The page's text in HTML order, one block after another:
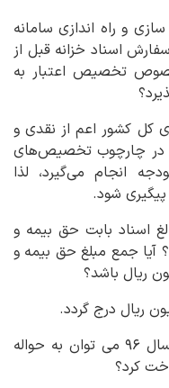
و راه اندازی سامانه
اسناد خزانه قبل از
تخصیص اعتبار به
کل کشور اعم از نقدی و
در چارچوب تخصیص‌های
انجام می‌گیرد، لذا
جدید بیمه (فرم ۲-۴) مبالغ اسناد بابت حق بیمه و
آیا جمع مبلغ حق بیمه و
ریال باشد؟
ریال درج گردد.
آیا از محل اسناد بند (و) تبصره ۱۶ سال ۹۶ می توان به حواله